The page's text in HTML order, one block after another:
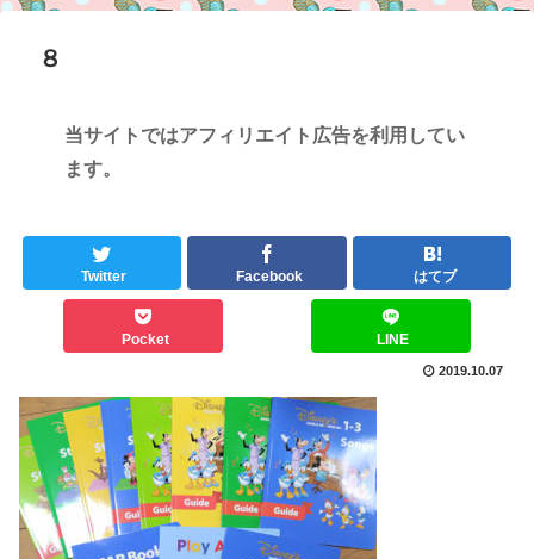
８
当サイトではアフィリエイト広告を利用してい
ます。
Twitter Facebook はてブ
Pocket LINE
2019.10.07